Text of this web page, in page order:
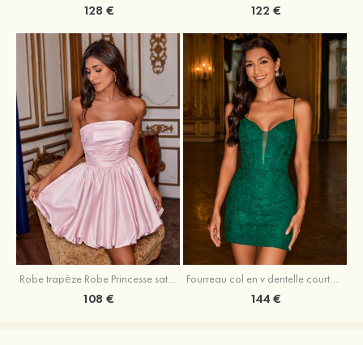
128 € 122 €
Robe trapèze Robe Princesse satin sans manches courte/mini robe de fête de la rentrée
108 €
Fourreau col en v dentelle courte/mini robe de fête de la rentré avec perles
144 €